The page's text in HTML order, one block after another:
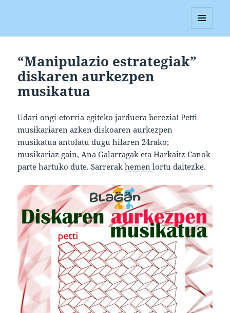
“Manipulazio estrategiak”
diskaren aurkezpen
musikatua
Udari ongi-etorria egiteko jarduera berezia! Petti
musikariaren azken diskoaren aurkezpen
musikatua antolatu dugu hilaren 24rako;
musikariaz gain, Ana Galarragak eta Harkaitz Canok
parte hartuko dute. Sarrerakhemenlortu daitezke.